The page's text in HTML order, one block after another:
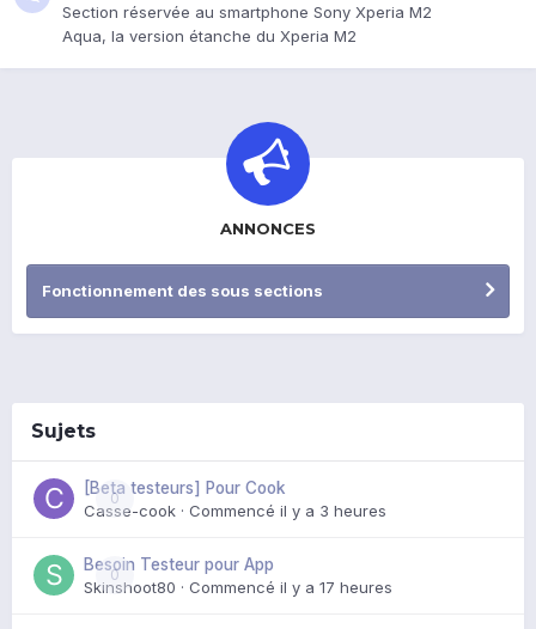
Section réservée au smartphone Sony Xperia M2
Aqua, la version étanche du Xperia M2
ANNONCES
Fonctionnement des sous sections
Sujets
0
[Beta testeurs] Pour Cook
Casse-cook · Commencé il y a 3 heures
0
Besoin Testeur pour App
Skinshoot80 · Commencé il y a 17 heures